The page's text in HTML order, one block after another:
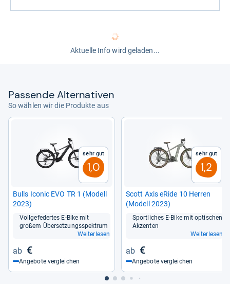
Aktuelle Info wird geladen...
Pas­sende Alter­na­ti­ven
So wählen wir die Produkte aus
Sehr gut
1,0
Bulls Ico­nic EVO TR 1 (Modell
2023)
Voll­ge­fe­der­tes E-​Bike mit
großem Über­set­zungs­spek­trum
Weiterlesen
€
Angebote vergleichen
Sehr gut
1,2
Scott Axis eRide 10 Her­ren
(Modell 2023)
Sport­li­ches E-​Bike mit opti­schen
Akzen­ten
Weiterlesen
€
Angebote vergleichen